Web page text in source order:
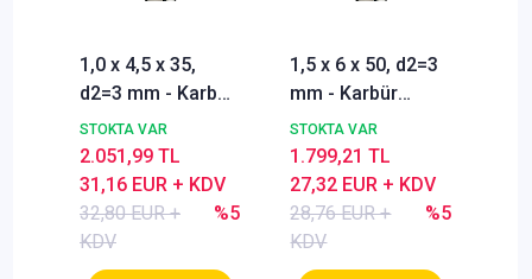
1,0 x 4,5 x 35,
d2=3 mm - Karbür
Freze, Z=1, DIN
6535 HA, 30º,
Keskin, Alu
STOKTA VAR
32,80 EUR +
KDV
%5
31,16 EUR + KDV
2.051,99 TL
1,5 x 6 x 50, d2=3
mm - Karbür
Freze, Z=1, 30º,
Keskin,
Nachreiner
STOKTA VAR
28,76 EUR +
KDV
%5
27,32 EUR + KDV
1.799,21 TL